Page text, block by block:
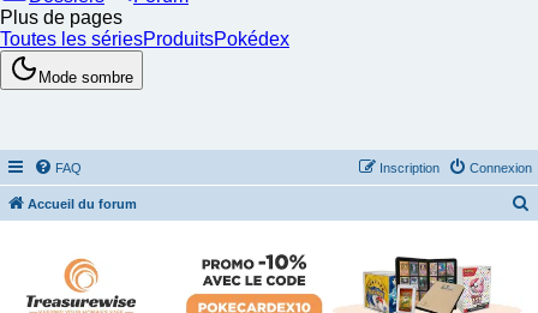
FAQ Connexion
Inscription
Accueil du forum